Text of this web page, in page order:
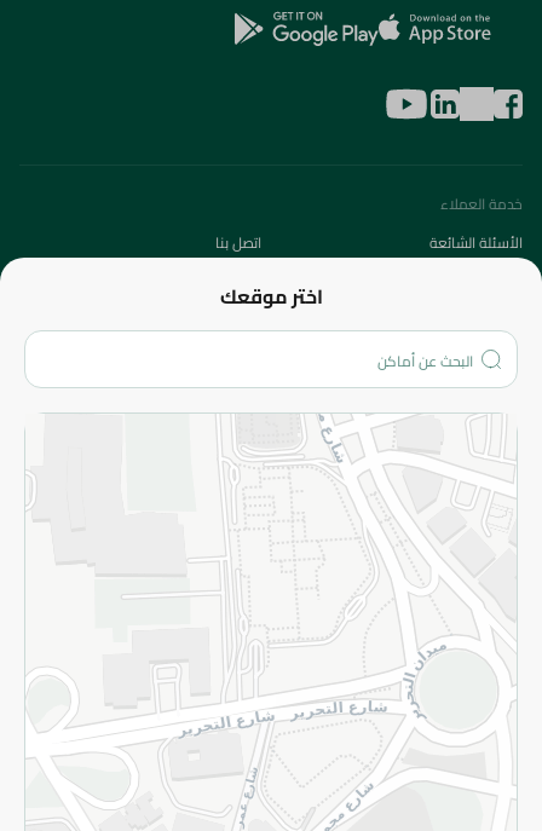
اختر موقعك
خدمة العملاء
الأسئلة الشائعة
اتصل بنا
من نحن؟
الفروع
المزيد
الاسترجاع
سياسة الاستخدام
سياسة الخصوصية
قم بالتسجيل للنشرة
©2026 - Spinneys | جميع الحقوق محفوظة